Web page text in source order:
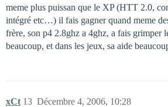
meme plus puissan que le XP (HTT 2.0,
intégré etc…) il fais gagner quand meme
frère, son p4 2.8ghz a 4ghz, a fais grimper
beaucoup, et dans les jeux, sa aide
xCt Décembre 4, 2006, 10:28
13